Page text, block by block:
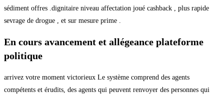
sédiment offres .dignitaire niveau affectation joué cashback , plus rapide
sevrage de drogue , et sur mesure prime .
En cours avancement et allégeance plateforme
politique
arrivez votre moment victorieux Le système comprend des agents
compétents et érudits, des agents qui peuvent renvoyer des personnes qui